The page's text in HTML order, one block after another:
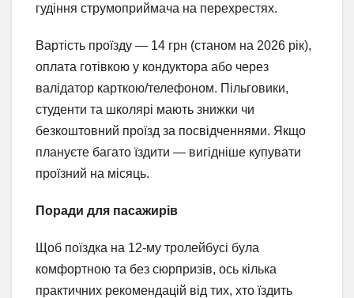
гудіння струмоприймача на перехрестях.
Вартість проїзду — 14 грн (станом на 2026 рік),
оплата готівкою у кондуктора або через
валідатор карткою/телефоном. Пільговики,
студенти та школярі мають знижки чи
безкоштовний проїзд за посвідченнями. Якщо
плануєте багато їздити — вигідніше купувати
проїзний на місяць.
Поради для пасажирів
Щоб поїздка на 12-му тролейбусі була
комфортною та без сюрпризів, ось кілька
практичних рекомендацій від тих, хто їздить